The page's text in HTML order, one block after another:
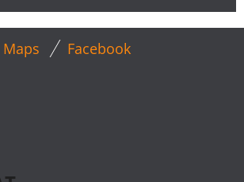
Maps Facebook